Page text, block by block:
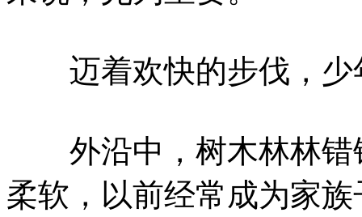
迈着欢快的步伐，少
外沿中，树木林林错
柔软，以前经常成为家